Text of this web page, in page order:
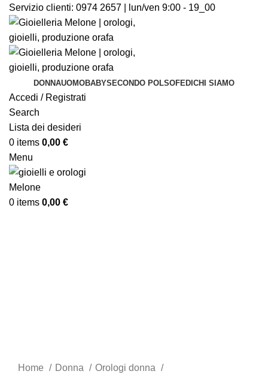
Servizio clienti: 0974 2657 | lun/ven 9:00 - 19_00
DONNAUOMOBABYSECONDO POLSOFEDI CHI SIAMO
Accedi / Registrati
Search
Lista dei desideri
0 items 0,00 €
Menu
0 items 0,00 €
Home Donna
Orologi donna